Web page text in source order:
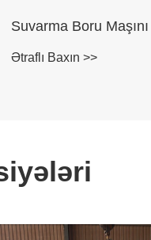
Suvarma Boru Maşını
Ətraflı Baxın >>